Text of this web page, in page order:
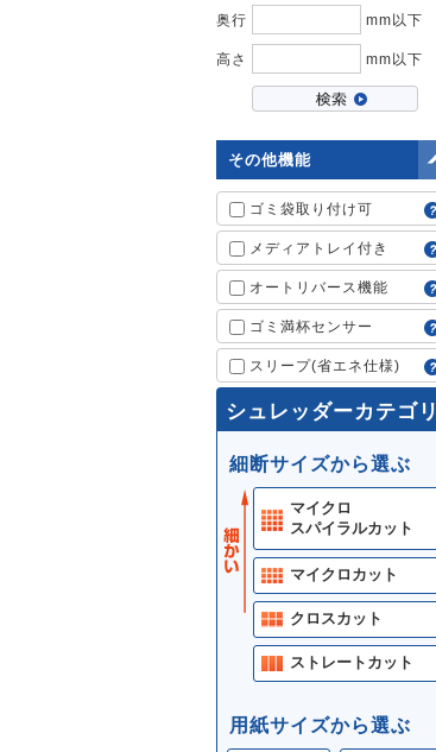
奥行 mm以下
高さ mm以下
その他機能
ゴミ袋取り付け可
メディアトレイ付き
オートリバース機能
ゴミ満杯センサー
スリープ(省エネ仕様)
シュレッダーカテゴリ
細断サイズから選ぶ
マイクロ
スパイラルカット
マイクロカット
クロスカット
ストレートカット
用紙サイズから選ぶ